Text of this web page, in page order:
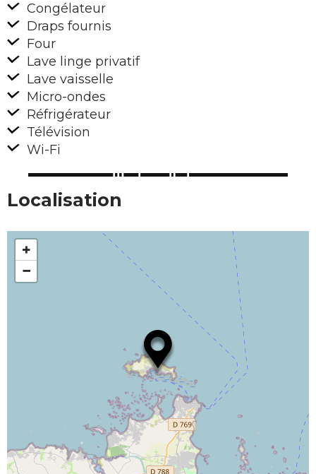
Congélateur
Draps fournis
Four
Lave linge privatif
Lave vaisselle
Micro-ondes
Réfrigérateur
Télévision
Wi-Fi
Localisation
+
−